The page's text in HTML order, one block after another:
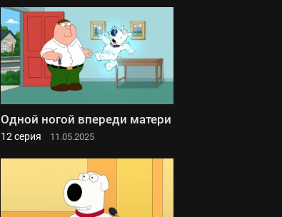
Одной ногой впереди матери
12 серия 11.05.2025